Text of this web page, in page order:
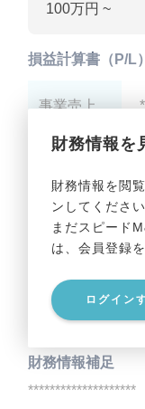
100万円 ~
財務情報を
財務情報を閲
ンしてください
まだスピード
は、会員登録
ログイン
損益計算書（P/L）
事業売上
事業利益
貸借対照表（B/S
事業資産
事業負債
財務情報補足
********************